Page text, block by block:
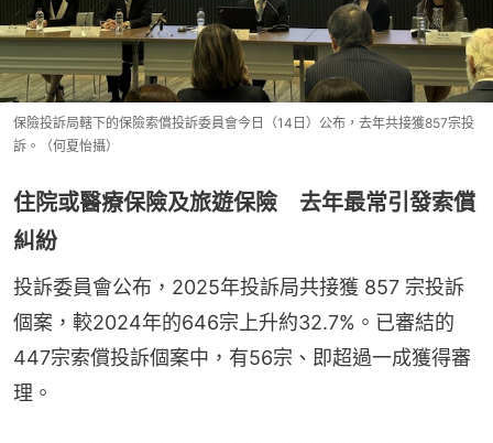
保險投訴局轄下的保險索償投訴委員會今日（14日）公布，去年共接獲857宗投
訴。（何夏怡攝）
住院或醫療保險及旅遊保險 去年最常引發索償
糾紛
投訴委員會公布，2025年投訴局共接獲 857 宗投訴
個案，較2024年的646宗上升約32.7%。已審結的
447宗索償投訴個案中，有56宗、即超過一成獲得審
理。